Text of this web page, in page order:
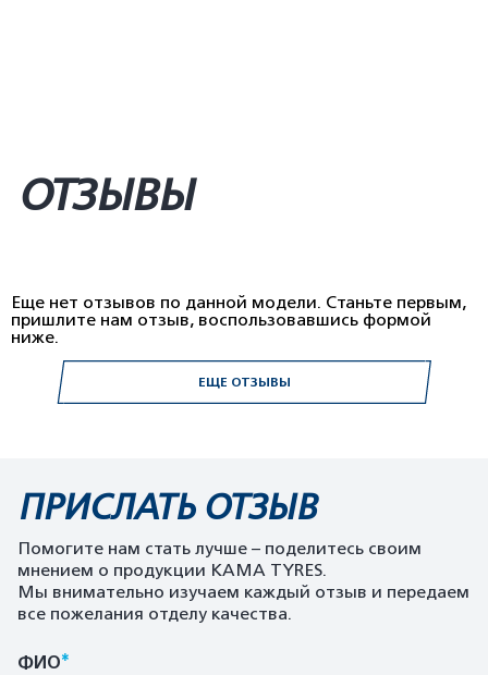
ЕЩЕ ОТЗЫВЫ
ОТЗЫВЫ
Еще нет отзывов по данной модели. Станьте первым,
пришлите нам отзыв, воспользовавшись формой
ниже.
ПРИСЛАТЬ ОТЗЫВ
Помогите нам стать лучше – поделитесь своим
мнением о продукции KAMA TYRES.
Мы внимательно изучаем каждый отзыв и передаем
все пожелания отделу качества.
ФИО*